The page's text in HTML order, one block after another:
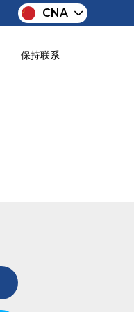
CNA
保持联系